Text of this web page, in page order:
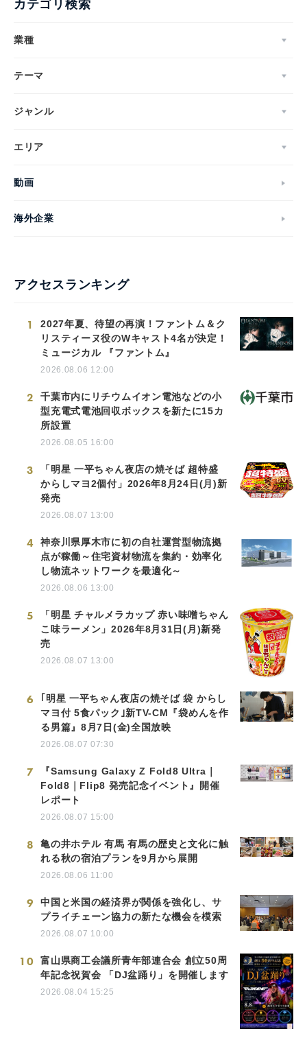
カテゴリ検索
業種
テーマ
ジャンル
エリア
動画
海外企業
アクセスランキング
1
2027年夏、待望の再演！ファントム＆ク
リスティーヌ役のWキャスト4名が決定！
ミュージカル 『ファントム』
2026.08.06 12:00
2
千葉市内にリチウムイオン電池などの小
型充電式電池回収ボックスを新たに15カ
所設置
2026.08.05 16:00
3
「明星 一平ちゃん夜店の焼そば 超特盛
からしマヨ2個付」2026年8月24日(月)新
発売
2026.08.07 13:00
4
神奈川県厚木市に初の自社運営型物流拠
点が稼働～住宅資材物流を集約・効率化
し物流ネットワークを最適化～
2026.08.06 13:00
5
「明星 チャルメラカップ 赤い味噌ちゃん
こ味ラーメン」2026年8月31日(月)新発
売
2026.08.07 13:00
6
｢明星 一平ちゃん夜店の焼そば 袋 からし
マヨ付 5食パック｣新TV-CM『袋めんを作
る男篇』8月7日(金)全国放映
2026.08.07 07:30
7
『Samsung Galaxy Z Fold8 Ultra｜
Fold8｜Flip8 発売記念イベント』開催
レポート
2026.08.07 15:00
8
亀の井ホテル 有馬 有馬の歴史と文化に触
れる秋の宿泊プランを9月から展開
2026.08.06 11:00
9
中国と米国の経済界が関係を強化し、サ
プライチェーン協力の新たな機会を模索
2026.08.07 10:00
10
富山県商工会議所青年部連合会 創立50周
年記念祝賀会 「DJ盆踊り」を開催します
2026.08.04 15:25